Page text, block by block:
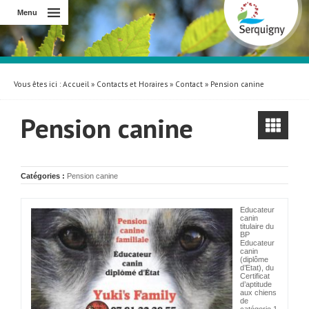
Menu
Vous êtes ici :Accueil» Contacts et Horaires » Contact » Pension canine
Pension canine
Catégories : Pension canine
Educateur
canin
titulaire du
BP
Educateur
canin
(diplôme
d’Etat), du
Certificat
d’aptitude
aux chiens
de